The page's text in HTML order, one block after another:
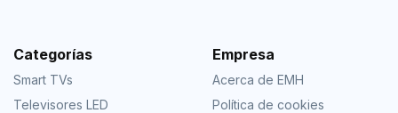
Categorías
Smart TVs
Televisores LED
Empresa
Acerca de EMH
Política de cookies